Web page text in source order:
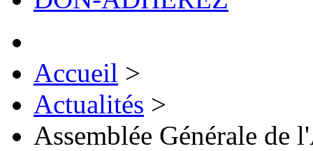
Accueil >
Actualités >
Assemblée Générale de